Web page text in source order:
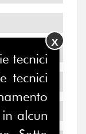
tecnici
tecnici
alcun
X